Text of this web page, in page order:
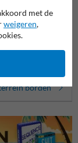
borden
met de
weigeren,